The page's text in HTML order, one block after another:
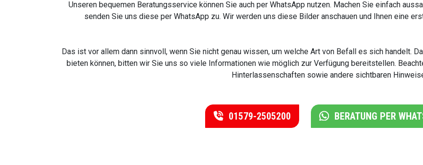
Unseren bequemen Beratungsservice können Sie auch per WhatsApp nutzen. Machen Sie einfach
senden Sie uns diese per WhatsApp zu. Wir werden uns diese Bilder anschauen und Ihnen eine
Das ist vor allem dann sinnvoll, wenn Sie nicht genau wissen, um welche Art von Befall es sich handelt.
bieten können, bitten wir Sie uns so viele Informationen wie möglich zur Verfügung bereitstellen.
Hinterlassenschaften sowie andere sichtbaren
01579-2505200 BERATUNG PER